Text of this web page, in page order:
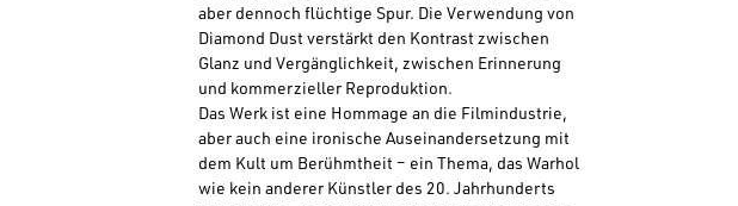
aber dennoch flüchtige Spur. Die Verwendung von
Diamond Dust verstärkt den Kontrast zwischen
Glanz und Vergänglichkeit, zwischen Erinnerung
und kommerzieller Reproduktion.
Das Werk ist eine Hommage an die Filmindustrie,
aber auch eine ironische Auseinandersetzung mit
dem Kult um Berühmtheit – ein Thema, das Warhol
wie kein anderer Künstler des 20. Jahrhunderts